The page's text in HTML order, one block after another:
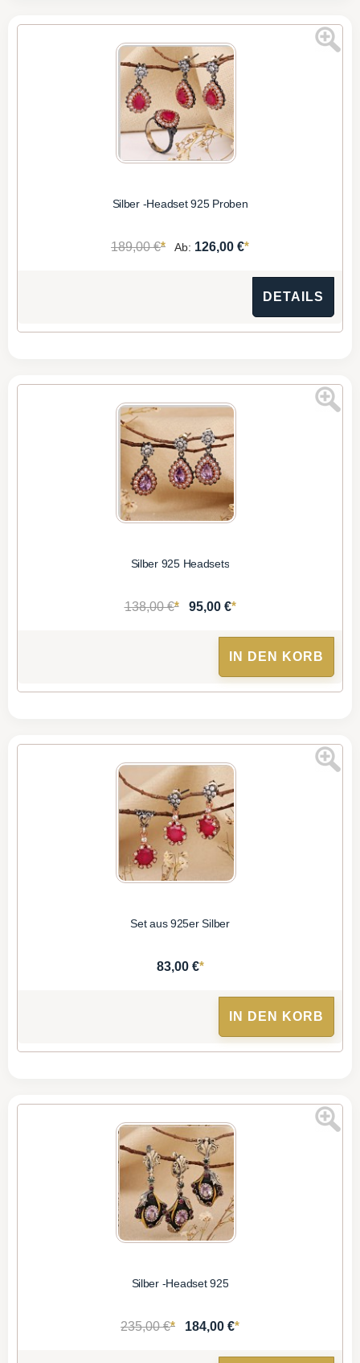
Silber -Headset 925 Proben
189,00 €* Ab: 126,00 €*
DETAILS
Silber 925 Headsets
138,00 €* 95,00 €*
IN DEN KORB
Set aus 925er Silber
83,00 €*
IN DEN KORB
Silber -Headset 925
235,00 €* 184,00 €*